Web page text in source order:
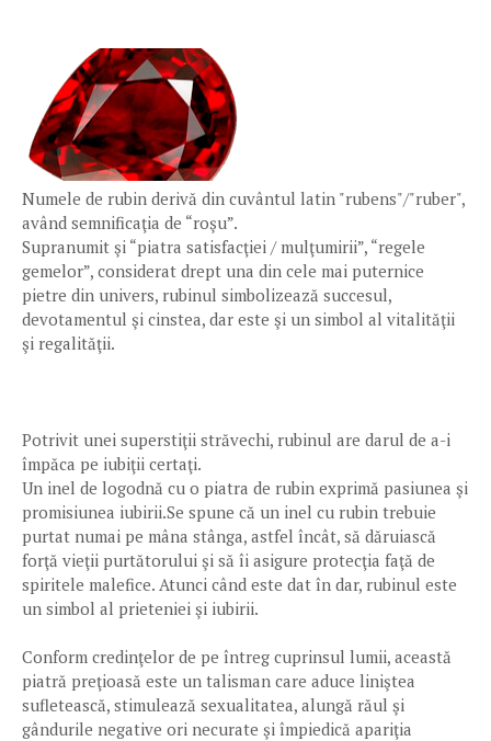
Numele de rubin derivă din cuvântul latin "rubens"/"ruber",
având semnificaţia de “roşu”.
Supranumit şi “piatra satisfacţiei / mulţumirii”, “regele
gemelor”, considerat drept una din cele mai puternice
pietre din univers, rubinul simbolizează succesul,
devotamentul şi cinstea, dar este şi un simbol al vitalităţii
şi regalităţii.
Potrivit unei superstiţii străvechi, rubinul are darul de a-i
împăca pe iubiţii certaţi.
Un inel de logodnă cu o piatra de rubin exprimă pasiunea şi
promisiunea iubirii.Se spune că un inel cu rubin trebuie
purtat numai pe mâna stânga, astfel încât, să dăruiască
forţă vieţii purtătorului şi să îi asigure protecţia faţă de
spiritele malefice. Atunci când este dat în dar, rubinul este
un simbol al prieteniei şi iubirii.
Conform credinţelor de pe întreg cuprinsul lumii, această
piatră preţioasă este un talisman care aduce liniştea
sufletească, stimulează sexualitatea, alungă răul şi
gândurile negative ori necurate şi împiedică apariţia